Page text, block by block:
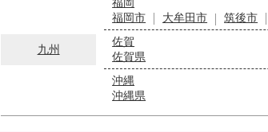
九州
福岡
福岡市
大牟田市 筑後市
佐賀
佐賀県
沖縄
沖縄県